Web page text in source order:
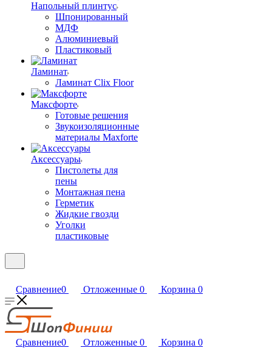
Напольный плинтус
Шпонированный
МДФ
Алюминиевый
Пластиковый
Ламинат
Ламинат Clix Floor
Максфорте
Готовые решения
Звукоизоляционные
материалы Maxforte
Аксессуары
Пистолеты для
пены
Монтажная пена
Герметик
Жидкие гвозди
Уголки
пластиковые
Сравнение0 Отложенные 0 Корзина 0
Сравнение0 Отложенные 0 Корзина 0